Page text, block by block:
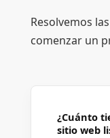
Resolvemos
comenzar un
¿Cuánto
sitio web